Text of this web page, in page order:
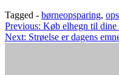
Tagged - børneopsparing,
Indlægsnavigation
Previous: Køb elhegn til
Next: Strøelse er dagens